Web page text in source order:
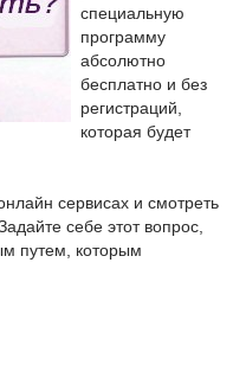
специальную
программу
абсолютно
бесплатно и без
регистраций,
которая будет
сервисах и смотреть
себе этот вопрос,
путем, которым